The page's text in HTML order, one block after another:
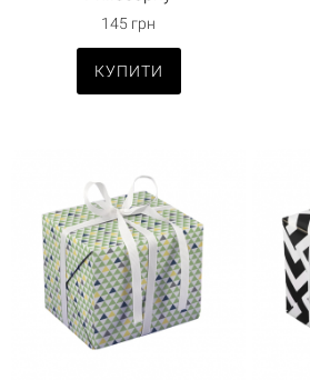
145 грн
КУПИТИ